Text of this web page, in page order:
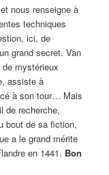
nous renseigne à
techniques
ici, de
grand secret. Van
mystérieux
assiste à
à son tour… Mais
de recherche,
bout de sa fiction,
a le grand mérite
en 1441. Bon